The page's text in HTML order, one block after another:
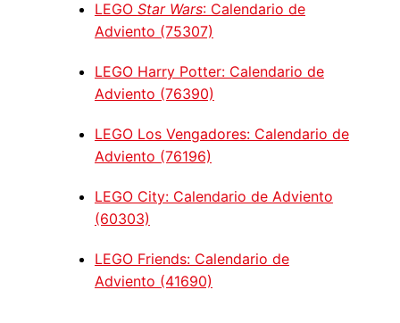
LEGO Star Wars: Calendario de
Adviento (75307)
LEGO Harry Potter: Calendario de
Adviento (76390)
LEGO Los Vengadores: Calendario de
Adviento (76196)
LEGO City: Calendario de Adviento
(60303)
LEGO Friends: Calendario de
Adviento (41690)